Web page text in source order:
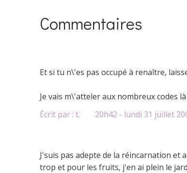
Commentaires
Et si tu n\'es pas occupé à renaître,
Je vais m\'atteler aux nombreux codes là
Écrit par : t. 20h42 - lundi 31 juillet
J'suis pas adepte de la réincarnation et
trop et pour les fruits, j'en ai plein le